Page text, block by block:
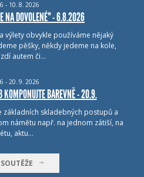
- 10. 8. 2026
NA DOVOLENÉ" - 6.8.2026
výlety obvykle používáme nějaký
pěšky, někdy jedeme na kole,
autem či…
- 20. 9. 2026
KOMPONUJTE BAREVNĚ - 20.9.
základních skladebných postupů a
námětu např. na jednom zátiší, na
aktu…